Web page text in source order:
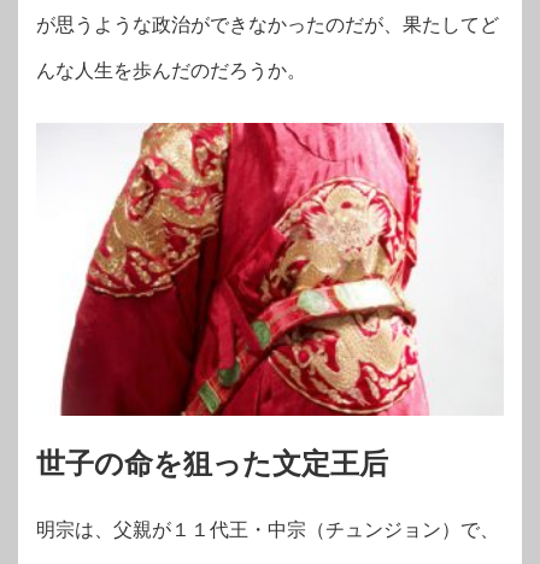
が思うような政治ができなかったのだが、果たしてど
んな人生を歩んだのだろうか。
世子の命を狙った文定王后
明宗は、父親が１１代王・中宗（チュンジョン）で、